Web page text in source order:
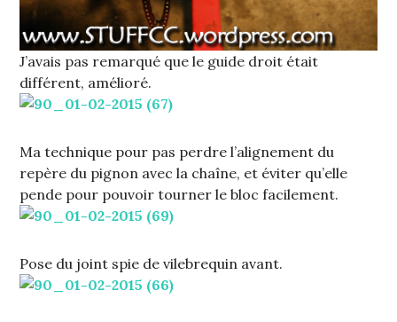
J’avais pas remarqué que le guide droit était
différent, amélioré.
Ma technique pour pas perdre l’alignement du
repère du pignon avec la chaîne, et éviter qu’elle
pende pour pouvoir tourner le bloc facilement.
Pose du joint spie de vilebrequin avant.